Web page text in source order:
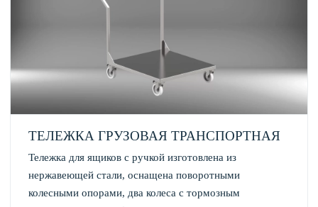
ТЕЛЕЖКА ГРУЗОВАЯ ТРАНСПОРТНАЯ
Тележка для ящиков с ручкой изготовлена из
нержавеющей стали, оснащена поворотными
колесными опорами, два колеса с тормозным